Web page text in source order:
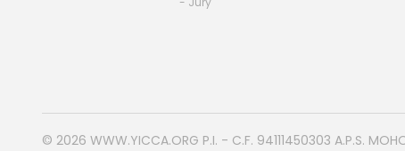
© 2026 WWW.YICCA.ORG P.I. - C.F. 94111450303 A.P.S.